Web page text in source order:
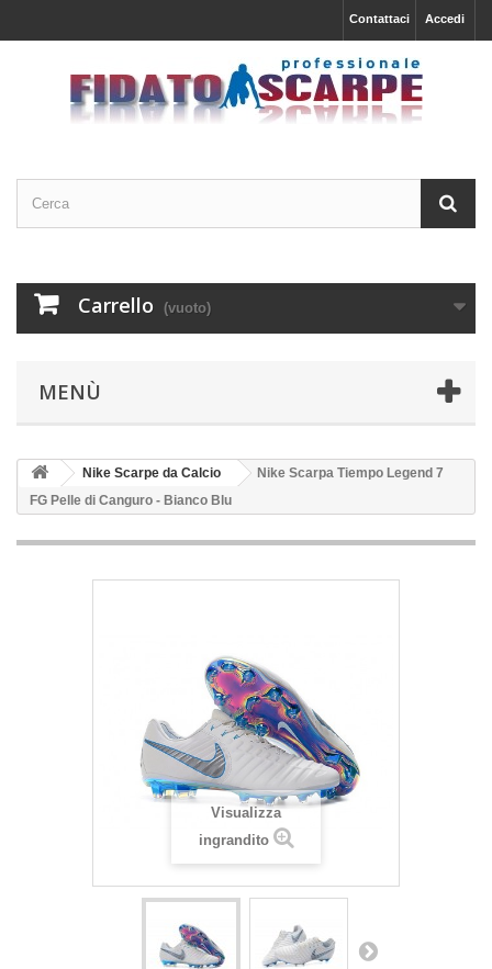
Accedi
Contattaci
Carrello (vuoto)
MENÙ
Nike Scarpe da Calcio
Nike Scarpa Tiempo Legend 7
FG Pelle di Canguro - Bianco Blu
Visualizza
ingrandito